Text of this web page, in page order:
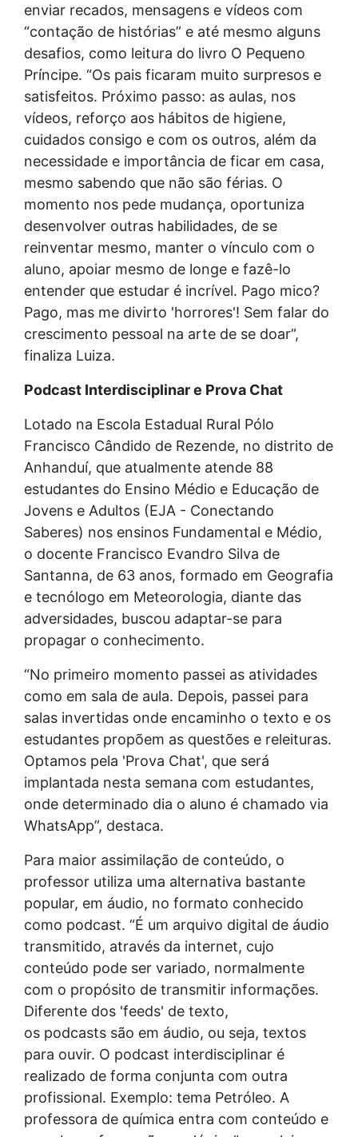
enviar recados, mensagens e vídeos com
“contação de histórias” e até mesmo alguns
desafios, como leitura do livro O Pequeno
Príncipe. “Os pais ficaram muito surpresos e
satisfeitos. Próximo passo: as aulas, nos
vídeos, reforço aos hábitos de higiene,
cuidados consigo e com os outros, além da
necessidade e importância de ficar em casa,
mesmo sabendo que não são férias. O
momento nos pede mudança, oportuniza
desenvolver outras habilidades, de se
reinventar mesmo, manter o vínculo com o
aluno, apoiar mesmo de longe e fazê-lo
entender que estudar é incrível. Pago mico?
Pago, mas me divirto 'horrores'! Sem falar do
crescimento pessoal na arte de se doar”,
finaliza Luiza.
Podcast Interdisciplinar e Prova Chat
Lotado na Escola Estadual Rural Pólo
Francisco Cândido de Rezende, no distrito de
Anhanduí, que atualmente atende 88
estudantes do Ensino Médio e Educação de
Jovens e Adultos (EJA - Conectando
Saberes) nos ensinos Fundamental e Médio,
o docente Francisco Evandro Silva de
Santanna, de 63 anos, formado em Geografia
e tecnólogo em Meteorologia, diante das
adversidades, buscou adaptar-se para
propagar o conhecimento.
“No primeiro momento passei as atividades
como em sala de aula. Depois, passei para
salas invertidas onde encaminho o texto e os
estudantes propõem as questões e releituras.
Optamos pela 'Prova Chat', que será
implantada nesta semana com estudantes,
onde determinado dia o aluno é chamado via
WhatsApp”, destaca.
Para maior assimilação de conteúdo, o
professor utiliza uma alternativa bastante
popular, em áudio, no formato conhecido
como podcast. “É um arquivo digital de áudio
transmitido, através da internet, cujo
conteúdo pode ser variado, normalmente
com o propósito de transmitir informações.
Diferente dos 'feeds' de texto,
os podcasts são em áudio, ou seja, textos
para ouvir. O podcast interdisciplinar é
realizado de forma conjunta com outra
profissional. Exemplo: tema Petróleo. A
professora de química entra com conteúdo e